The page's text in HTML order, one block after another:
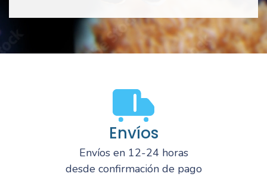
Envíos
Envíos en 12-24 horas
desde confirmación de pago